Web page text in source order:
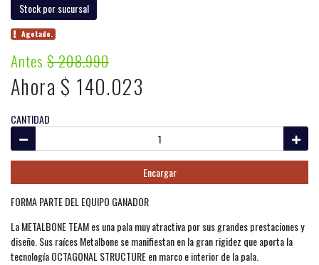
Stock por sucursal
Agotado.
Antes$ 208.990
Ahora $ 140.023
CANTIDAD
Encargar
FORMA PARTE DEL EQUIPO GANADOR
La METALBONE TEAM es una pala muy atractiva por sus grandes prestaciones y
diseño. Sus raíces Metalbone se manifiestan en la gran rigidez que aporta la
tecnología OCTAGONAL STRUCTURE en marco e interior de la pala.